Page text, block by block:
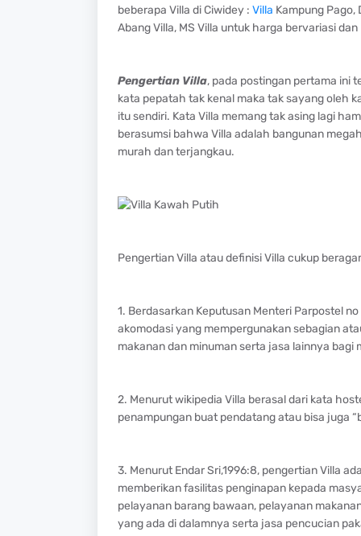
beberapa Villa di Ciwidey : Villa Kampung Pago,
Abang Villa, MS Villa untuk harga bervariasi
Pengertian Villa, pada postingan pertama ini
kata pepatah tak kenal maka tak sayang oleh
itu sendiri. Kata Villa memang tak asing lagi
berasumsi bahwa Villa adalah bangunan
murah dan terjangkau.
Pengertian Villa atau definisi Villa cukup
1. Berdasarkan Keputusan Menteri Parpostel
akomodasi yang mempergunakan sebagian
makanan dan minuman serta jasa lainnya
2. Menurut wikipedia Villa berasal dari kata
penampungan buat pendatang atau bisa juga
3. Menurut Endar Sri,1996:8, pengertian Villa
memberikan fasilitas penginapan kepada
pelayanan barang bawaan, pelayanan
yang ada di dalamnya serta jasa pencucian